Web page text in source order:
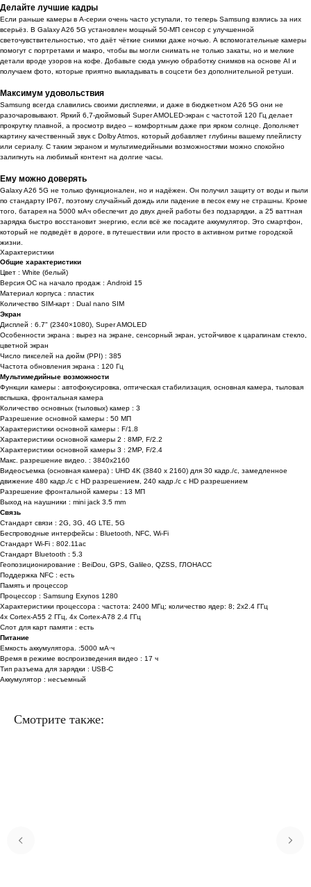
Делайте лучшие кадры
Если раньше камеры в A-серии очень часто уступали, то теперь Samsung взялись за них
всерьёз. В Galaxy A26 5G установлен мощный 50-МП сенсор с улучшенной
светочувствительностью, что даёт чёткие снимки даже ночью. А вспомогательные камеры
помогут с портретами и макро, чтобы вы могли снимать не только закаты, но и мелкие
детали вроде узоров на кофе. Добавьте сюда умную обработку снимков на основе AI и
получаем фото, которые приятно выкладывать в соцсети без дополнительной ретуши.
Максимум удовольствия
Samsung всегда славились своими дисплеями, и даже в бюджетном A26 5G они не
разочаровывают. Яркий 6,7-дюймовый Super AMOLED-экран с частотой 120 Гц делает
прокрутку плавной, а просмотр видео – комфортным даже при ярком солнце. Дополняет
картину качественный звук с Dolby Atmos, который добавляет глубины вашему плейлисту
или сериалу. С таким экраном и мультимедийными возможностями можно спокойно
залипнуть на любимый контент на долгие часы.
Ему можно доверять
Galaxy A26 5G не только функционален, но и надёжен. Он получил защиту от воды и пыли
по стандарту IP67, поэтому случайный дождь или падение в песок ему не страшны. Кроме
того, батарея на 5000 мАч обеспечит до двух дней работы без подзарядки, а 25 ваттная
зарядка быстро восстановит энергию, если всё же посадите аккумулятор. Это смартфон,
который не подведёт в дороге, в путешествии или просто в активном ритме городской
жизни.
Характеристики
Общие характеристики
Цвет : White (белый)
Версия ОС на начало продаж : Android 15
Материал корпуса : пластик
Количество SIM-карт : Dual nano SIM
Экран
Дисплей : 6.7" (2340×1080), Super AMOLED
Особенности экрана : вырез на экране, сенсорный экран, устойчивое к царапинам стекло,
цветной экран
Число пикселей на дюйм (PPI) : 385
Частота обновления экрана : 120 Гц
Мультимедийные возможности
Функции камеры : автофокусировка, оптическая стабилизация, основная камера, тыловая
вспышка, фронтальная камера
Количество основных (тыловых) камер : 3
Разрешение основной камеры : 50 МП
Характеристики основной камеры : F/1.8
Характеристики основной камеры 2 : 8MP, F/2.2
Характеристики основной камеры 3 : 2MP, F/2.4
Макс. разрешение видео. : 3840x2160
Видеосъемка (основная камера) : UHD 4K (3840 x 2160) для 30 кадр./с, замедленное
движение 480 кадр./с с HD разрешением, 240 кадр./с с HD разрешением
Разрешение фронтальной камеры : 13 МП
Выход на наушники : mini jack 3.5 mm
Связь
Стандарт связи : 2G, 3G, 4G LTE, 5G
Беспроводные интерфейсы : Bluetooth, NFC, Wi-Fi
Стандарт Wi-Fi : 802.11ac
Стандарт Bluetooth : 5.3
Геопозиционирование : BeiDou, GPS, Galileo, QZSS, ГЛОНАСС
Поддержка NFC : есть
Память и процессор
Процессор : Samsung Exynos 1280
Характеристики процессора : частота: 2400 МГц; количество ядер: 8; 2x2.4 ГГц
4x Cortex-A55 2 ГГц, 4x Cortex-A78 2.4 ГГц
Слот для карт памяти : есть
Питание
Емкость аккумулятора. :5000 мА⋅ч
Время в режиме воспроизведения видео : 17 ч
Тип разъема для зарядки : USB-C
Аккумулятор : несъемный
Смотрите также: